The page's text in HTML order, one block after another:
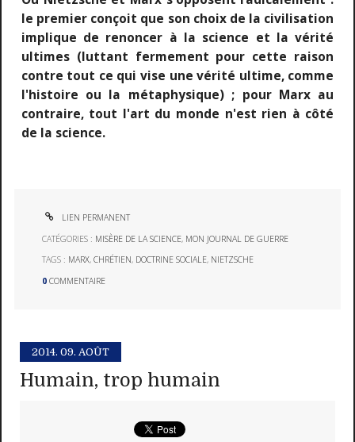
le premier conçoit que son choix de la civilisation
implique de renoncer à la science et la vérité
ultimes (luttant fermement pour cette raison
contre tout ce qui vise une vérité ultime, comme
l'histoire ou la métaphysique) ; pour Marx au
contraire, tout l'art du monde n'est rien à côté
de la science.
LIEN PERMANENT
CATÉGORIES : MISÈRE DE LA SCIENCE, MON JOURNAL DE GUERRE
TAGS : MARX,CHRÉTIEN, DOCTRINE SOCIALE, NIETZSCHE
0 COMMENTAIRE
2014. 09. AOÛT
Humain, trop humain